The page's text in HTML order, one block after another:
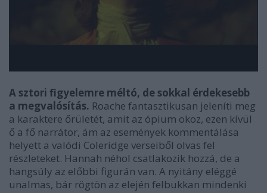
A sztori figyelemre méltó, de sokkal érdekesebb
a megvalósítás. Roache fantasztikusan jeleníti meg
a karaktere őrületét, amit az ópium okoz, ezen kívül
ő a fő narrátor, ám az események kommentálása
helyett a valódi Coleridge verseiből olvas fel
részleteket. Hannah néhol csatlakozik hozzá, de a
hangsúly az előbbi figurán van. A nyitány eléggé
unalmas, bár rögtön az elején felbukkan mindenki